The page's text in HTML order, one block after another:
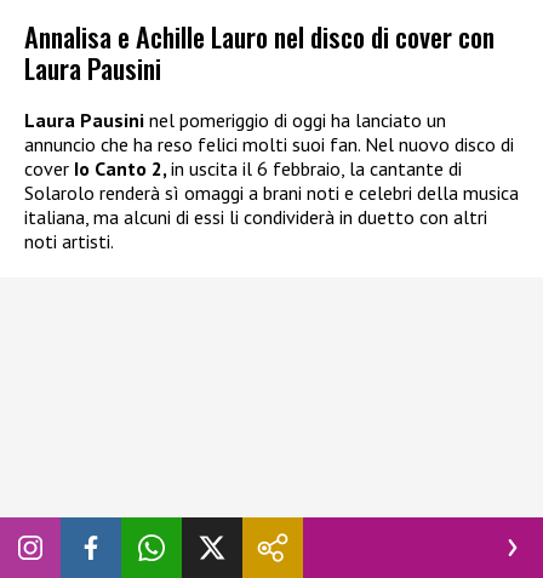
Annalisa e Achille Lauro nel disco di cover con
Laura Pausini
Laura Pausini nel pomeriggio di oggi ha lanciato un
annuncio che ha reso felici molti suoi fan. Nel nuovo disco di
cover Io Canto 2,in uscita il 6 febbraio, la cantante di
Solarolo renderà sì omaggi a brani noti e celebri della musica
italiana, ma alcuni di essi li condividerà in duetto con altri
noti artisti.